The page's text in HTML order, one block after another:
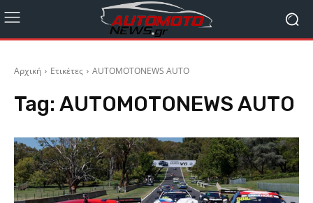
Αρχική Ετικέτες AUTOMOTONEWS AUTO
Tag: AUTOMOTONEWS AUTO